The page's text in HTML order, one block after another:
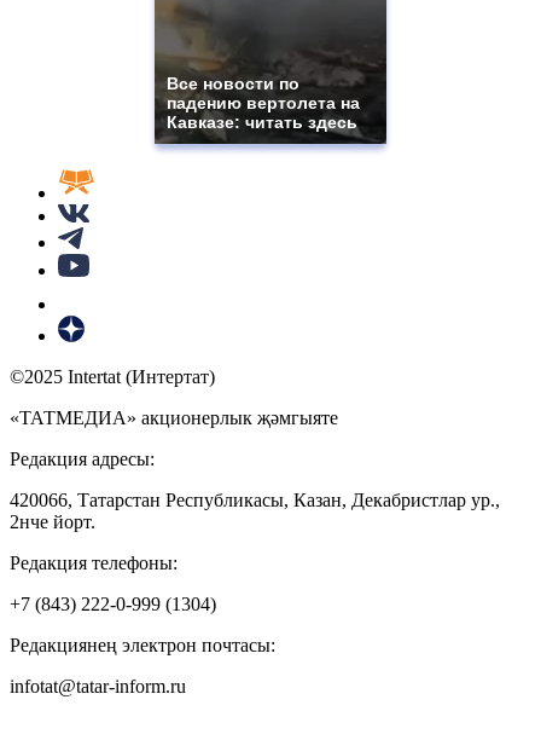
Все новости по
падению вертолета на
Кавказе: читать здесь
©2025 Intertat (Интертат)
«ТАТМЕДИА» акционерлык җәмгыяте
Редакция адресы:
420066, Татарстан Республикасы, Казан, Декабристлар ур.,
2нче йорт.
Редакция телефоны:
+7 (843) 222-0-999 (1304)
Редакциянең электрон почтасы:
infotat@tatar-inform.ru